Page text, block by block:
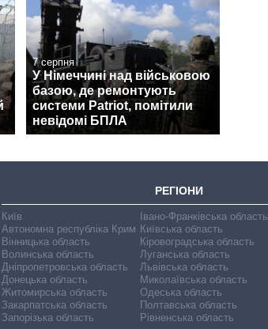
7 серпня
У Німеччині над військовою
базою, де ремонтують
системи Patriot, помітили
невідомі БПЛА
РЕГІОНИ
Київ
Автономна республіка Крим
Вінницька область
Волинська область
Дніпропетровська область
Донецька область
Житомирська область
Закарпатська область
Запорізька область
Івано-Франківська область
Київська область
Кіровоградська область
Луганська область
Львівська область
Миколаївська область
Одеська область
Полтавська область
Рівненська область